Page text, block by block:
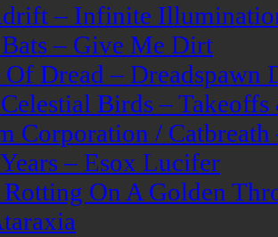
– Infinite
– Give Me Dirt
Of Dread – Dreadspawn
Birds –
Corporation /
– Esox Lucifer
On A Golden